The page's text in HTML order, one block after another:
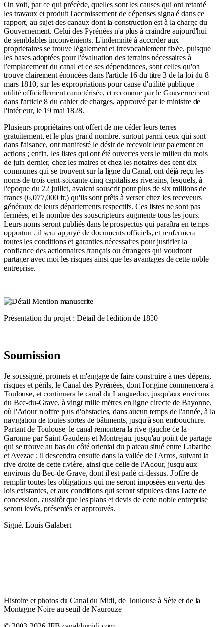
On voit, par ce qui précède, quelles sont les causes qui ont retardé
les travaux et produit l'accroissement de dépenses signalé dans ce
rapport, au sujet des canaux dont la construction est à la charge du
Gouvernement. Celui des Pyrénées n'a plus à craindre aujourd'hui
de semblables inconvénients. L'indemnité à accorder aux
propriétaires se trouve légalement et irrévocablement fixée, puisque
les bases adoptées pour l'évaluation des terrains nécessaires à
l'emplacement du canal et de ses dépendances, sont celles qu'on
trouve clairement énoncées dans l'article 16 du titre 3 de la loi du 8
mars 1810, sur les expropriations pour cause d'utilité publique ;
utilité officiellement caractérisée, et reconnue par le Gouvernement
dans l'article 8 du cahier de charges, approuvé par le ministre de
l'intérieur, le 19 mai 1828.
Plusieurs propriétaires ont offert de me céder leurs terres
gratuitement, et le plus grand nombre, surtout parmi ceux qui sont
dans l'aisance, ont manifesté le désir de recevoir leur paiement en
actions ; enfin, les listes qui ont été ouvertes vers le milieu du mois
de juin dernier, chez les maires et chez les notaires des cent dix
communes qui se trouvent sur la ligne du Canal, ont déjà reçu les
noms de trois cent-soixante-cinq capitalistes riverains, lesquels, à
l'époque du 22 juillet, avaient souscrit pour plus de six millions de
francs (6,077,000 fr.) qu'ils sont prêts à verser chez les receveurs
généraux de leurs départements respectifs. Ces listes ne sont pas
fermées, et le nombre des souscripteurs augmente tous les jours.
Leurs noms seront publiés dans le prospectus qui paraîtra en temps
opportun ; il sera appuyé de documents officiels, et renfermera
toutes les conditions et garanties nécessaires pour justifier la
confiance des actionnaires français ou étrangers qui voudront
partager avec moi les risques ainsi que les avantages de cette noble
entreprise.
Présentation du projet : Détail de l'édition de 1830
Soumission
Je soussigné, promets et m'engage de faire construire à mes dépens,
risques et périls, le Canal des Pyrénées, dont l'origine commencera à
Toulouse, et continuera le canal du Languedoc, jusqu'aux environs
du Bec-du-Grave, à vingt mille mètres en ligne directe de Bayonne,
où l'Adour n'offre plus d'obstacles, dans aucun temps de l'année, à la
navigation de toutes sortes de bâtiments, jusqu'à son embouchure.
Partant de Toulouse, le canal remontera la rive gauche de la
Garonne par Saint-Gaudens et Montrejau, jusqu'au point de partage
qui se trouve au bas du côté oriental du plateau situé entre Labarthe
et Avezac ; il descendra ensuite dans la vallée de l'Arros, suivant la
rive droite de cette rivière, ainsi que celle de l'Adour, jusqu'aux
environs du Bec-de-Grave, dont il est parlé ci-dessus. J'offre de
remplir toutes les obligations qui me seront imposées en vertu des
lois existantes, et aux conditions qui seront stipulées dans l'acte de
concession, aussitôt que les plans et devis de cette noble entreprise
seront levés, présentés et approuvés.
Signé, Louis Galabert
Histoire et photos du Canal du Midi, de Toulouse à Sète et de la
Montagne Noire au seuil de Naurouze